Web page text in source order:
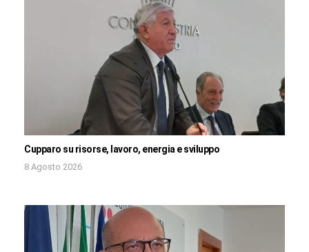
Cupparo su risorse, lavoro, energia e sviluppo
8 Agosto 2026